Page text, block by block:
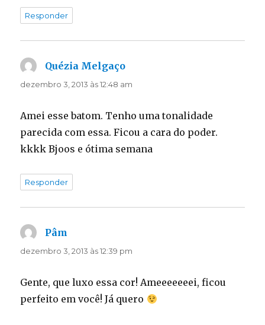
Responder
Quézia Melgaço
dezembro 3, 2013 às 12:48 am
Amei esse batom. Tenho uma tonalidade
parecida com essa. Ficou a cara do poder.
kkkk Bjoos e ótima semana
Responder
Pâm
dezembro 3, 2013 às 12:39 pm
Gente, que luxo essa cor! Ameeeeeeei, ficou
perfeito em você! Já quero